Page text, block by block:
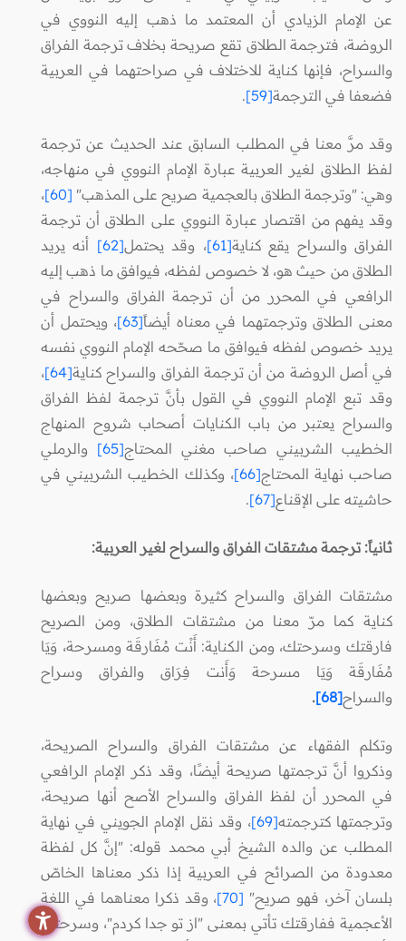
عن الإمام الزيادي أن المعتمد ما ذهب إليه النووي في
الروضة، فترجمة الطلاق تقع صريحة بخلاف ترجمة الفراق
والسراح، فإنها كناية للاختلاف في صراحتهما في العربية
فضعفا في الترجمة[59]
.
وقد مرَّ معنا في المطلب السابق عند الحديث عن ترجمة
لفظ الطلاق لغير العربية عبارة الإمام النووي في منهاجه،
وهي: "وترجمة الطلاق بالعجمية صريح على المذهب" [60]
،
وقد يفهم من اقتصار عبارة النووي على الطلاق أن ترجمة
الفراق والسراح يقع كناية[61] ، وقد يحتمل[62]
أنه يريد
الطلاق من حيث هو، لا خصوص لفظه، فيوافق ما ذهب إليه
الرافعي في المحرر من أن ترجمة الفراق والسراح في
معنى الطلاق وترجمتهما في معناه أيضاً[63]
، ويحتمل أن
يريد خصوص لفظه فيوافق ما صحّحه الإمام النووي نفسه
في أصل الروضة من أن ترجمة الفراق والسراح كناية[64]
،
وقد تبع الإمام النووي في القول بأنَّ ترجمة لفظ الفراق
والسراح يعتبر من باب الكنايات أصحاب شروح المنهاج
الخطيب الشربيني صاحب مغني المحتاج[65]
والرملي
صاحب نهاية المحتاج[66]
، وكذلك الخطيب الشربيني في
حاشيته على الإقناع[67]
.
ثانياً: ترجمة مشتقات الفراق والسراح لغير العربية:
مشتقات الفراق والسراح كثيرة وبعضها صريح وبعضها
كناية كما مرّ معنا من مشتقات الطلاق، ومن الصريح
فارقتك وسرحتك، ومن الكناية: أَنْت مُفَارقَة ومسرحة، وَيَا
مُفَارقَة وَيَا مسرحة وَأَنت فِرَاق والفراق وسراح
والسراح[68]
.
وتكلم الفقهاء عن مشتقات الفراق والسراح الصريحة،
وذكروا أنَّ ترجمتها صريحة أيضًا، وقد ذكر الإمام الرافعي
في المحرر أن لفظ الفراق والسراح الأصح أنها صريحة،
وترجمتها كترجمته[69]
، وقد نقل الإمام الجويني في نهاية
المطلب عن والده الشيخ أبي محمد قوله: "إنَّ كل لفظة
معدودة من الصرائح في العربية إذا ذكر معناها الخاصّ
بلسان آخر، فهو صريح" [70]
، وقد ذكرا معناهما في اللغة
الأعجمية ففارقتك تأتي بمعنى "از تو جدا كردم"، وسرحتك